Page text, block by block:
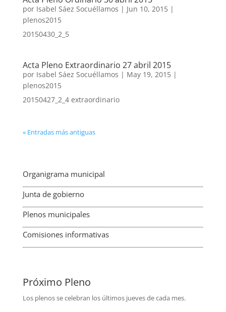
por Isabel Sáez Socuéllamos | Jun 10, 2015|
plenos2015
20150430_2_5
Acta Pleno Extraordinario 27 abril 2015
por Isabel Sáez Socuéllamos | May 19, 2015|
plenos2015
20150427_2_4 extraordinario
« Entradas más antiguas
Organigrama municipal
Junta de gobierno
Plenos municipales
Comisiones informativas
Próximo Pleno
Los plenos se celebran los últimos jueves de cada mes.